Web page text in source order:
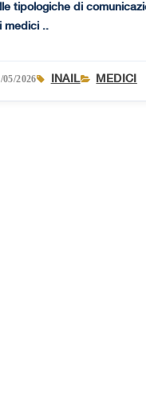
tipologiche di
medici ..
2026 INAIL MEDICI